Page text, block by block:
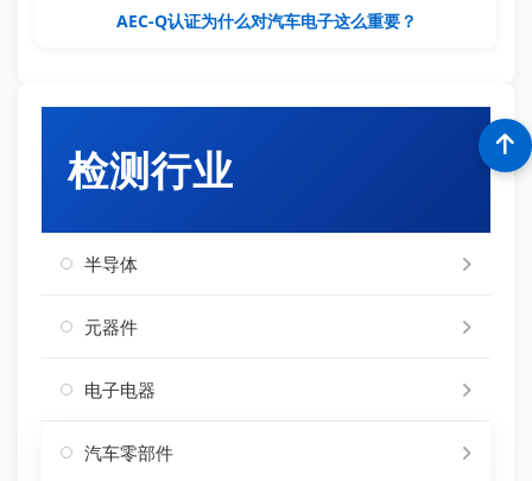
AEC-Q认证为什么对汽车电子这么重要？
检测行业
半导体
元器件
电子电器
汽车零部件